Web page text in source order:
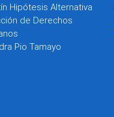
Hipótesis Alternativa
de Derechos
Pio Tamayo